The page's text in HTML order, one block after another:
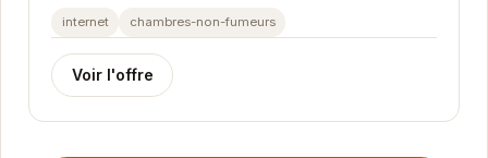
emplacement idéal, un confort moderne et un
service...
internet chambres-non-fumeurs
Voir l'offre